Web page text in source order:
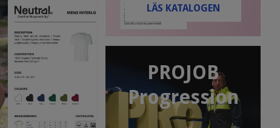
LÄS KATALOGEN
PROJOB
Progression